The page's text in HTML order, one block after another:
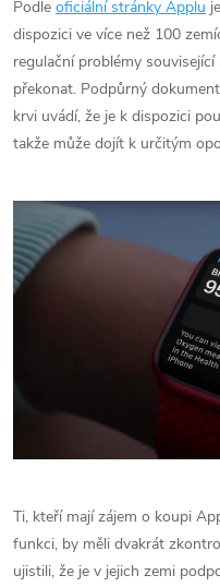
Podle oficiální stránky Applu
dispozici ve více než 100
regulační problémy
překonat. Podpůrný
krvi uvádí, že je k dispozici
takže může dojít k určitým
Ti, kteří mají zájem o koupi
funkci, by měli dvakrát
ujistili, že je v jejich zemi